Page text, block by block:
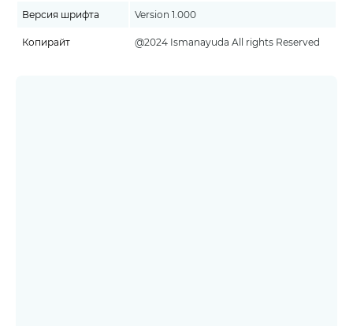
Версия шрифта Version 1.000
Копирайт @2024 Ismanayuda All rights Reserved